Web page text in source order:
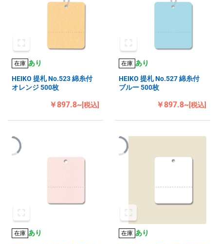
在庫 あり
HEIKO 提札 No.523 綿糸付
オレンジ 500枚
￥897.8~[税込]
在庫 あり
HEIKO 提札 No.527 綿糸付
ブルー 500枚
￥897.8~[税込]
在庫 あり
在庫 あり